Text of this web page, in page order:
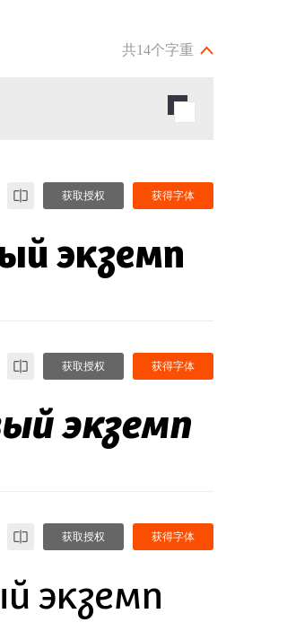
共14个字重
获得字体
获取授权
экземп
获得字体
获取授权
экземп
获得字体
获取授权
экземп